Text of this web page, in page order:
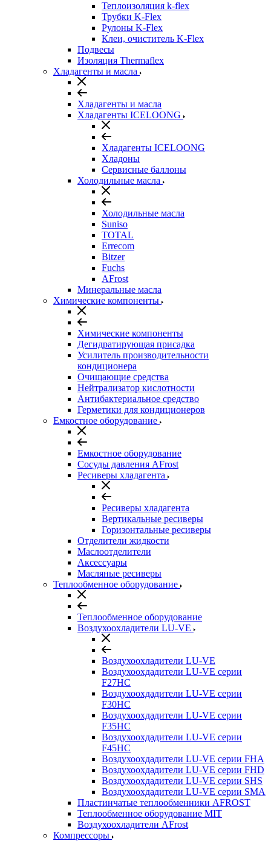
Теплоизоляция k-flex
Трубки K-Flex
Рулоны K-Flex
Клеи, очиститель K-Flex
Подвесы
Изоляция Thermaflex
Хладагенты и масла
Хладагенты и масла
Хладагенты ICELOONG
Хладагенты ICELOONG
Хладоны
Сервисные баллоны
Холодильные масла
Холодильные масла
Suniso
TOTAL
Errecom
Bitzer
Fuchs
AFrost
Минеральные масла
Химические компоненты
Химические компоненты
Дегидратирующая присадка
Усилитель производительности
кондиционера
Очищающие средства
Нейтрализатор кислотности
Антибактериальное средство
Герметики для кондиционеров
Емкостное оборудование
Емкостное оборудование
Сосуды давления AFrost
Ресиверы хладагента
Ресиверы хладагента
Вертикальные ресиверы
Горизонтальные ресиверы
Отделители жидкости
Маслоотделители
Аксессуары
Масляные ресиверы
Теплообменное оборудование
Теплообменное оборудование
Воздухоохладители LU-VE
Воздухоохладители LU-VE
Воздухоохдадители LU-VE серии
F27HC
Воздухоохдадители LU-VE серии
F30HC
Воздухоохдадители LU-VE серии
F35HC
Воздухоохдадители LU-VE серии
F45HC
Воздухоохдадители LU-VE серии FHA
Воздухоохдадители LU-VE серии FHD
Воздухоохдадители LU-VE серии SHS
Воздухоохдадители LU-VE серии SMA
Пластинчатые теплообменники AFROST
Теплообменное оборудование MIT
Воздухоохладители AFrost
Компрессоры